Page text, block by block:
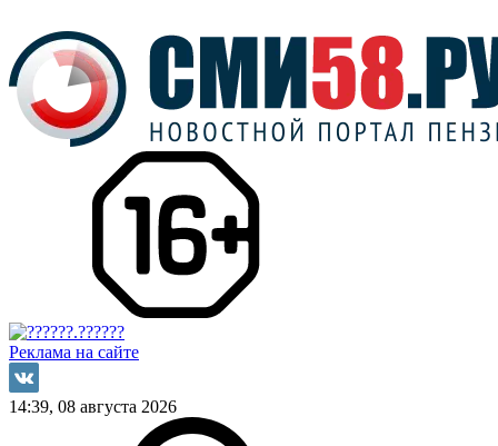
Реклама на сайте
14:39, 08 августа 2026